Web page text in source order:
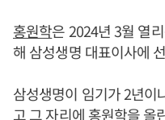
홍원학은 2024년 3월 열
해 삼성생명 대표이사에
삼성생명이 임기가 2년이
고 그 자리에 홍원학을 올